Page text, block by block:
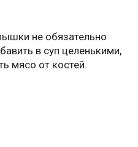
не обязательно
в суп целенькими,
мясо от костей.